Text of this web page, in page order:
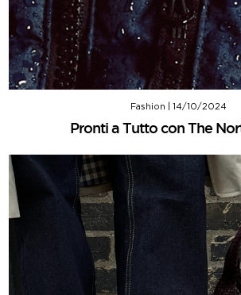
Fashion 14/10/2024
Pronti a Tutto con The